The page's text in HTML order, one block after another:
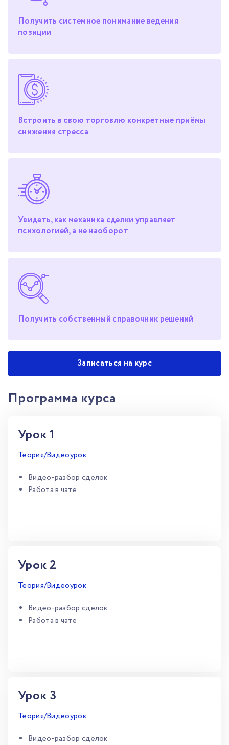
Получить системное понимание ведения
позиции
Встроить в свою торговлю конкретные приёмы
снижения стресса
Увидеть, как механика сделки управляет
психологией, а не наоборот
Получить собственный справочник решений
Записаться на курс
Программа курса
Урок 1
Теория/Видеоурок
Видео-разбор сделок
Работа в чате
Урок 2
Теория/Видеоурок
Видео-разбор сделок
Работа в чате
Урок 3
Теория/Видеоурок
Видео-разбор сделок